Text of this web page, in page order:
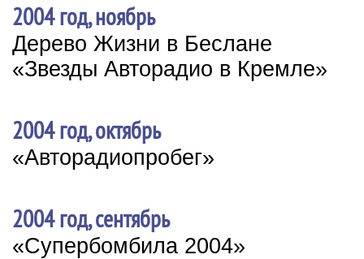
2004 год, ноябрь
Дерево Жизни в Беслане
«Звезды Авторадио в Кремле»
2004 год, октябрь
«Авторадиопробег»
2004 год, сентябрь
«Супербомбила 2004»